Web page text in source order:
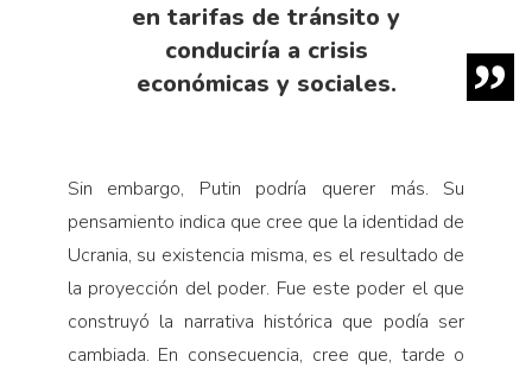
en tarifas de tránsito y
conduciría a crisis
económicas y sociales.
Sin embargo, Putin podría querer más. Su
pensamiento indica que cree que la identidad de
Ucrania, su existencia misma, es el resultado de
la proyección del poder. Fue este poder el que
construyó la narrativa histórica que podía ser
cambiada. En consecuencia, cree que, tarde o